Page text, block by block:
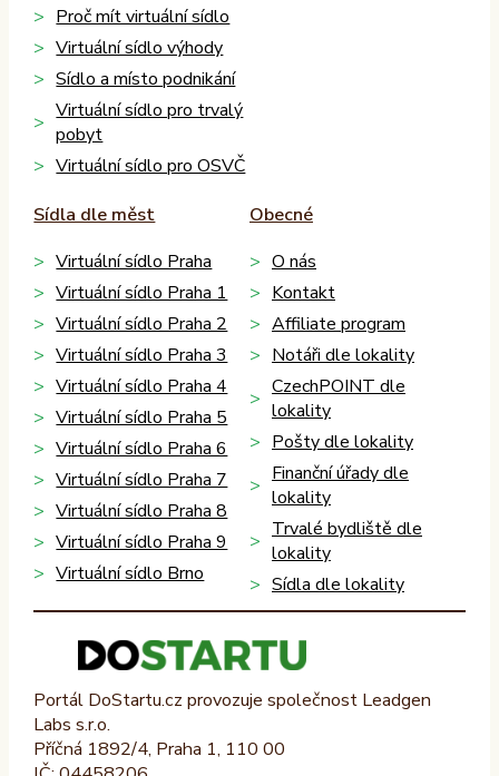
Proč mít virtuální sídlo
Virtuální sídlo výhody
Sídlo a místo podnikání
Virtuální sídlo pro trvalý
pobyt
Virtuální sídlo pro OSVČ
Sídla dle měst
Virtuální sídlo Praha
Virtuální sídlo Praha 1
Virtuální sídlo Praha 2
Virtuální sídlo Praha 3
Virtuální sídlo Praha 4
Virtuální sídlo Praha 5
Virtuální sídlo Praha 6
Virtuální sídlo Praha 7
Virtuální sídlo Praha 8
Virtuální sídlo Praha 9
Virtuální sídlo Brno
Obecné
O nás
Kontakt
Affiliate program
Notáři dle lokality
CzechPOINT dle
lokality
Pošty dle lokality
Finanční úřady dle
lokality
Trvalé bydliště dle
lokality
Sídla dle lokality
Portál DoStartu.cz provozuje společnost Leadgen
Labs s.r.o.
Příčná 1892/4, Praha 1, 110 00